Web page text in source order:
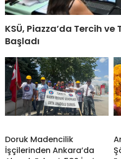
KSÜ, Piazza’da Tercih ve
Başladı
Doruk Madencilik
İşçilerinden Ankara’da